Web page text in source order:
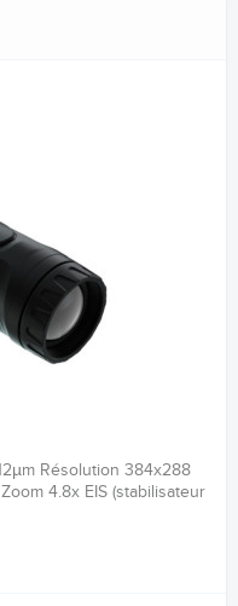
Résolution 384x288
4.8x EIS (stabilisateur